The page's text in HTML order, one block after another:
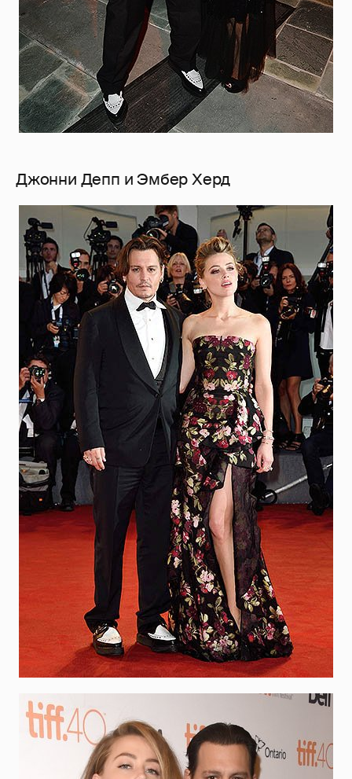
Джонни Депп и Эмбер Херд